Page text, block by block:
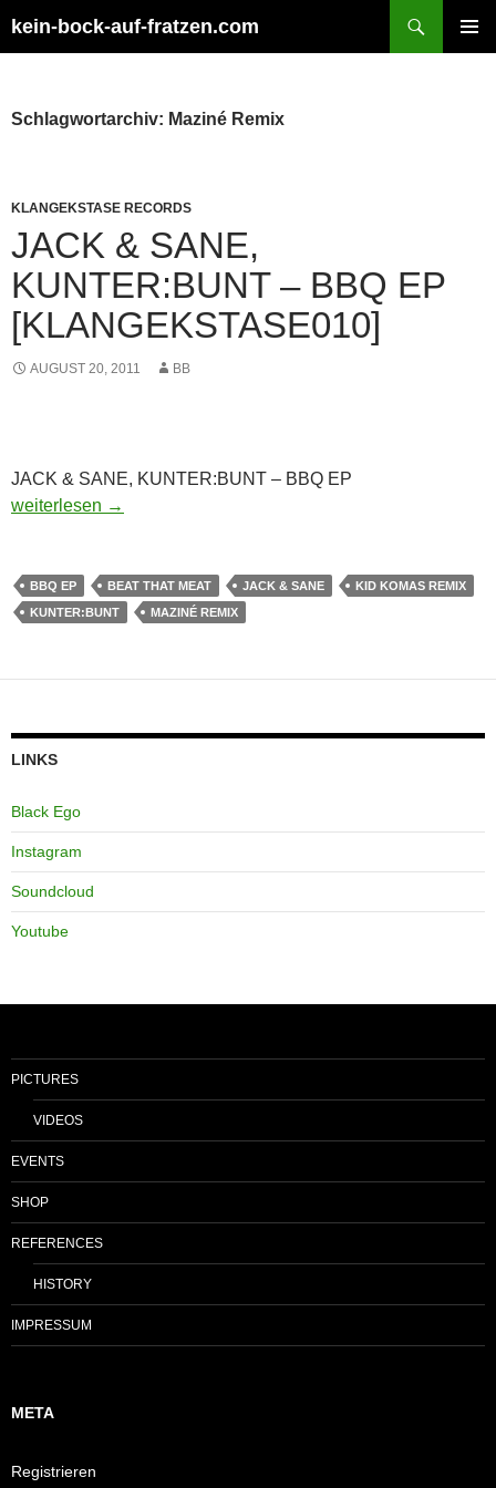
Inhalt
kein-bock-auf-fratzen.com
Schlagwortarchiv: Maziné Remix
KLANGEKSTASE RECORDS
JACK & SANE,
KUNTER:BUNT – BBQ EP
[KLANGEKSTASE010]
AUGUST 20, 2011 BB
JACK & SANE, KUNTER:BUNT – BBQ EP
JACK & SANE, KUNTER:BUNT – BBQ EP
weiterlesen →
BBQ EP BEAT THAT MEAT JACK & SANE
KID KOMAS REMIX
KUNTER:BUNT
MAZINÉ REMIX
LINKS
Black Ego
Instagram
Soundcloud
Youtube
PICTURES
VIDEOS
EVENTS
SHOP
REFERENCES
HISTORY
IMPRESSUM
META
Registrieren